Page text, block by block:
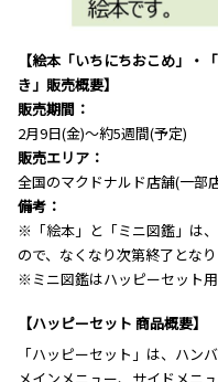
【絵本「いちにちおこめ」
き」販売概要】
販売期間：
2月9日(金)～約5週間(予定)
販売エリア：
全国のマクドナルド店舗(一部
備考：
※「絵本」と「ミニ図鑑」は
ので、なくなり次第終了となり
※ミニ図鑑はハッピーセット
【ハッピーセット 商品概要】
「ハッピーセット」は、ハン